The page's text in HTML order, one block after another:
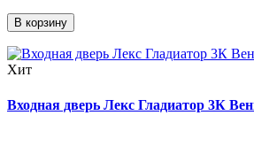
В корзину
Хит
Входная дверь Лекс Гладиатор 3К